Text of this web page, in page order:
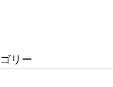
リー